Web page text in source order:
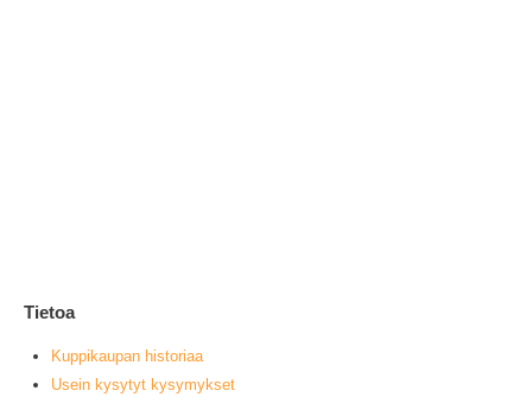
Tietoa
Kuppikaupan historiaa
Usein kysytyt kysymykset